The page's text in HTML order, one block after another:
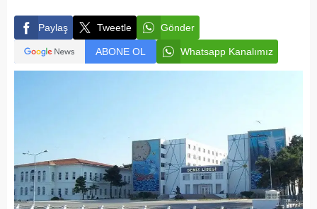
Paylaş Tweetle Gönder
ABONE OL Whatsapp Kanalımız